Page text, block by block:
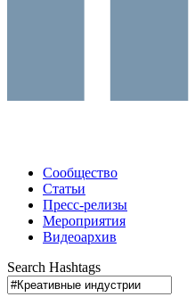
Сообщество
Статьи
Пресс-релизы
Мероприятия
Видеоархив
Search Hashtags